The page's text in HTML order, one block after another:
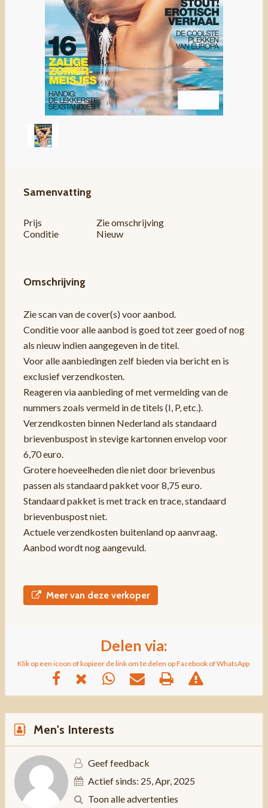
Samenvatting
Prijs
Zie omschrijving
Conditie
Nieuw
Omschrijving
Zie scan van de cover(s) voor aanbod.
Conditie voor alle aanbod is goed tot zeer goed of nog
als nieuw indien aangegeven in de titel.
Voor alle aanbiedingen zelf bieden via bericht en is
exclusief verzendkosten.
Reageren via aanbieding of met vermelding van de
nummers zoals vermeld in de titels (I, P, etc.).
Verzendkosten binnen Nederland als standaard
brievenbuspost in stevige kartonnen envelop voor
6,70 euro.
Grotere hoeveelheden die niet door brievenbus
passen als standaard pakket voor 8,75 euro.
Standaard pakket is met track en trace, standaard
brievenbuspost niet.
Actuele verzendkosten buitenland op aanvraag.
Aanbod wordt nog aangevuld.
Meer van deze verkoper
Delen via:
Klik op een icoon of kopieer de link om te delen op Facebook of WhatsApp
Men's Interests
Geef feedback
Actief sinds: 25, Apr, 2025
Toon alle advertenties